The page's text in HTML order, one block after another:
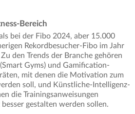
Bereich
bei der Fibo 2024, aber 15.000
Rekordbesucher-Fibo im Jahr
den Trends der Branche gehören
Gyms) und Gamification-
mit denen die Motivation zum
soll, und Künstliche-Intelligenz-
die Trainingsanweisungen
gestalten werden sollen.